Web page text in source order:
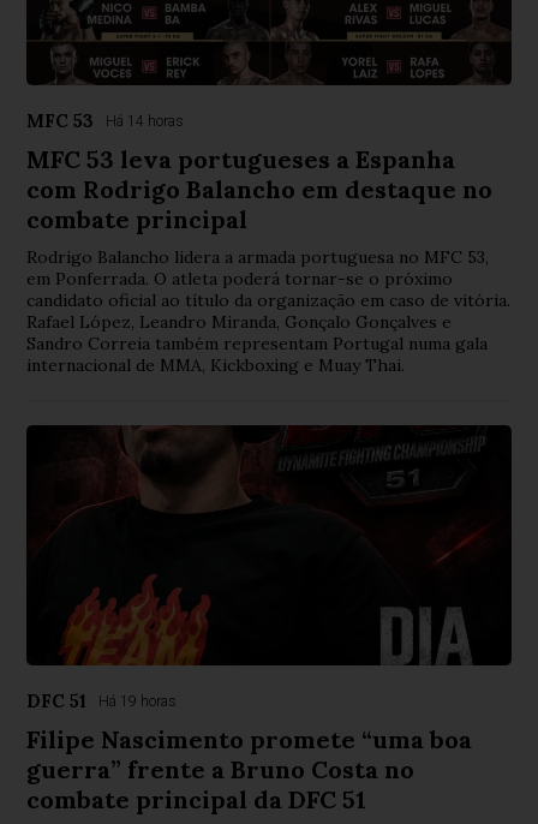
MFC 53 Há 14 horas
MFC 53 leva portugueses a Espanha
com Rodrigo Balancho em destaque no
combate principal
Rodrigo Balancho lidera a armada portuguesa no MFC 53,
em Ponferrada. O atleta poderá tornar-se o próximo
candidato oficial ao título da organização em caso de vitória.
Rafael López, Leandro Miranda, Gonçalo Gonçalves e
Sandro Correia também representam Portugal numa gala
internacional de MMA, Kickboxing e Muay Thai.
DFC 51 Há 19 horas
Filipe Nascimento promete “uma boa
guerra” frente a Bruno Costa no
combate principal da DFC 51